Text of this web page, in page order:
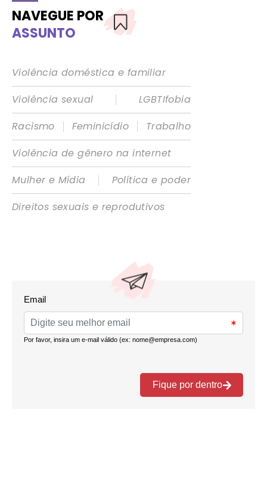
NAVEGUE POR
ASSUNTO
Violência doméstica e familiar
Violência sexual
|
LGBTIfobia
Racismo
| Feminicídio |
Trabalho
Violência de gênero na internet
Mulher e Mídia
|
Política e poder
Direitos sexuais e reprodutivos